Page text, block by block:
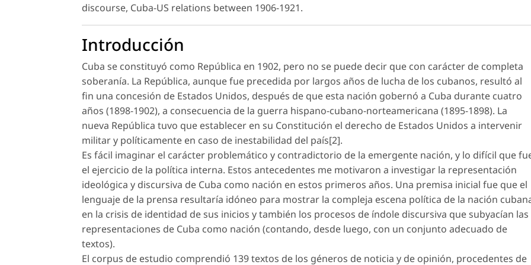
discourse, Cuba-US relations between 1906-1921.
Introducción
Cuba se constituyó como República en 1902, pero no se puede decir que con carácter de completa
soberanía. La República, aunque fue precedida por largos años de lucha de los cubanos, resultó al
fin una concesión de Estados Unidos, después de que esta nación gobernó a Cuba durante cuatro
años (1898-1902), a consecuencia de la guerra hispano-cubano-norteamericana (1895-1898). La
nueva República tuvo que establecer en su Constitución el derecho de Estados Unidos a intervenir
militar y políticamente en caso de inestabilidad del país[2].
Es fácil imaginar el carácter problemático y contradictorio de la emergente nación, y lo difícil que
el ejercicio de la política interna. Estos antecedentes me motivaron a investigar la representación
ideológica y discursiva de Cuba como nación en estos primeros años. Una premisa inicial fue que el
lenguaje de la prensa resultaría idóneo para mostrar la compleja escena política de la nación
en la crisis de identidad de sus inicios y también los procesos de índole discursiva que subyacían las
representaciones de Cuba como nación (contando, desde luego, con un conjunto adecuado de
textos).
El corpus de estudio comprendió 139 textos de los géneros de noticia y de opinión, procedentes de